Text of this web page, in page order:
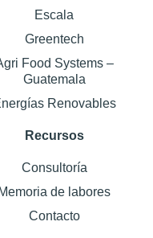
Escala
Greentech
Food Systems –
Guatemala
Renovables
Recursos
Consultoría
Memoria de labores
Contacto